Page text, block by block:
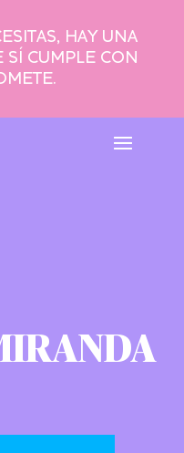
HAY UNA
SÍ CUMPLE CON